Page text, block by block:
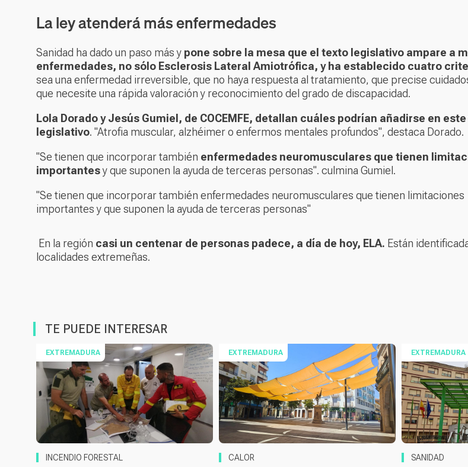
La ley atenderá más enfermedades
Sanidad ha dado un paso más y pone sobre la mesa que el texto legislativo ampare a
enfermedades, no sólo Esclerosis Lateral Amiotrófica, y ha establecido cuatro
sea una enfermedad irreversible, que no haya respuesta al tratamiento, que precise
que necesite una rápida valoración y reconocimiento del grado de discapacidad.
Lola Dorado y Jesús Gumiel, de COCEMFE, detallan cuáles podrían añadirse en
legislativo. "Atrofia muscular, alzhéimer o enfermos mentales profundos", destaca Dorado.
"Se tienen que incorporar también enfermedades neuromusculares que tienen
importantesy que suponen la ayuda de terceras personas". culmina Gumiel.
"Se tienen que incorporar también enfermedades neuromusculares que tienen limitaciones
importantes y que suponen la ayuda de terceras personas"
En la región casi un centenar de personas padece, a día de hoy, ELA. Están
localidades extremeñas.
TE PUEDE INTERESAR
EXTREMADURA
INCENDIO FORESTAL
EXTREMADURA
CALOR
EXTREMADURA
SANIDAD